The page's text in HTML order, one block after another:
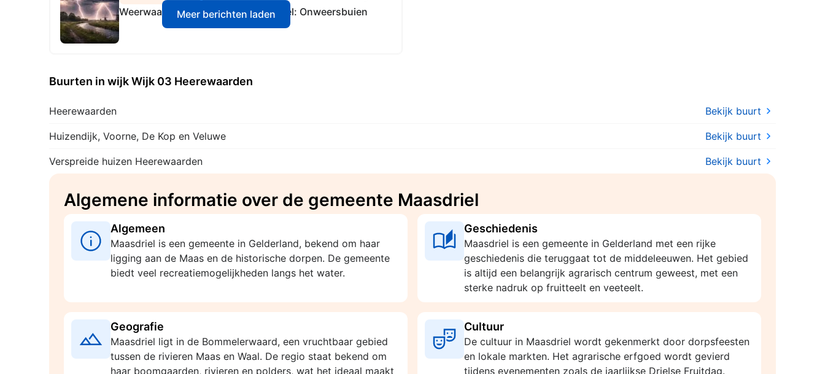
Weerwaarschuwing KNMI - code geel: Onweersbuien
Meer berichten laden
Buurten in wijk Wijk 03 Heerewaarden
Heerewaarden Bekijk buurt
Huizendijk, Voorne, De Kop en Veluwe Bekijk buurt
Verspreide huizen Heerewaarden Bekijk buurt
Algemene informatie over de gemeente Maasdriel
Algemeen
Maasdriel is een gemeente in Gelderland, bekend om haar
ligging aan de Maas en de historische dorpen. De gemeente
biedt veel recreatiemogelijkheden langs het water.
Geschiedenis
Maasdriel is een gemeente in Gelderland met een rijke
geschiedenis die teruggaat tot de middeleeuwen. Het gebied
is altijd een belangrijk agrarisch centrum geweest, met een
sterke nadruk op fruitteelt en veeteelt.
Geografie
Maasdriel ligt in de Bommelerwaard, een vruchtbaar gebied
tussen de rivieren Maas en Waal. De regio staat bekend om
haar boomgaarden, rivieren en polders, wat het ideaal maakt
Cultuur
De cultuur in Maasdriel wordt gekenmerkt door dorpsfeesten
en lokale markten. Het agrarische erfgoed wordt gevierd
tijdens evenementen zoals de jaarlijkse Drielse Fruitdag.